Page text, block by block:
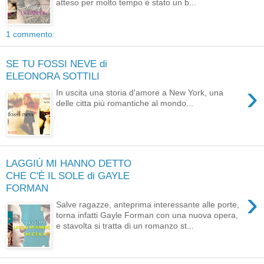
atteso per molto tempo è stato un b...
1 commento:
SE TU FOSSI NEVE di
ELEONORA SOTTILI
›
In uscita una storia d'amore a New York, una
delle citta più romantiche al mondo...
LAGGIÙ MI HANNO DETTO
CHE C'È IL SOLE di GAYLE
FORMAN
›
Salve ragazze, anteprima interessante alle porte,
torna infatti Gayle Forman con una nuova opera,
e stavolta si tratta di un romanzo st...